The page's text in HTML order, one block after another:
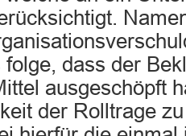
dass der
ausgeschöpft
der Rolltrage